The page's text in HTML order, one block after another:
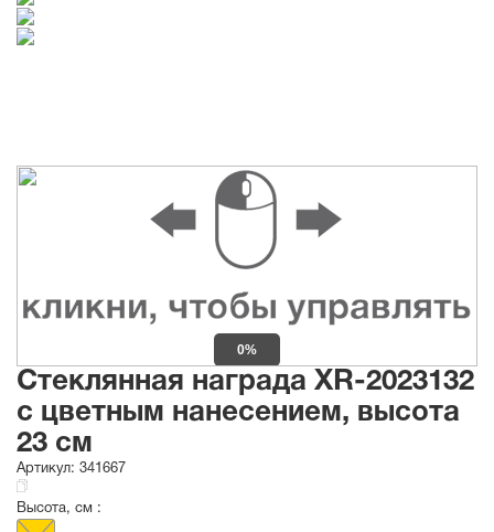
0%
Стеклянная награда XR-2023132
с цветным нанесением, высота
23 см
Артикул: 341667
Высота, см :